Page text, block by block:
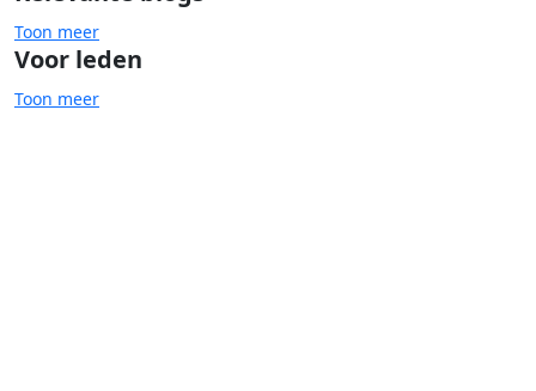
Toon meer
Voor leden
Toon meer